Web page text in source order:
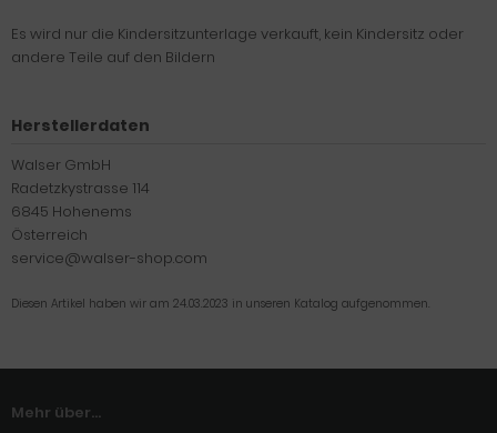
Es wird nur die Kindersitzunterlage verkauft, kein Kindersitz oder
andere Teile auf den Bildern
Herstellerdaten
Walser GmbH
Radetzkystrasse 114
6845 Hohenems
Österreich
service@walser-shop.com
Diesen Artikel haben wir am 24.03.2023 in unseren Katalog aufgenommen.
Mehr über...